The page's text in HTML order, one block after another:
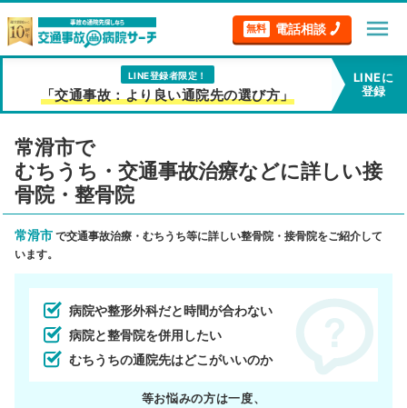
無料 電話相談 menu
LINE登録者限定！
「交通事故：より良い通院先の選び方」
LINEに
登録
常滑市で
むちうち・交通事故治療などに詳しい接
骨院・整骨院
常滑市 で交通事故治療・むちうち等に詳しい整骨院・接骨院をご紹介して
います。
病院や整形外科だと時間が合わない
病院と整骨院を併用したい
むちうちの通院先はどこがいいのか
等お悩みの方は一度、